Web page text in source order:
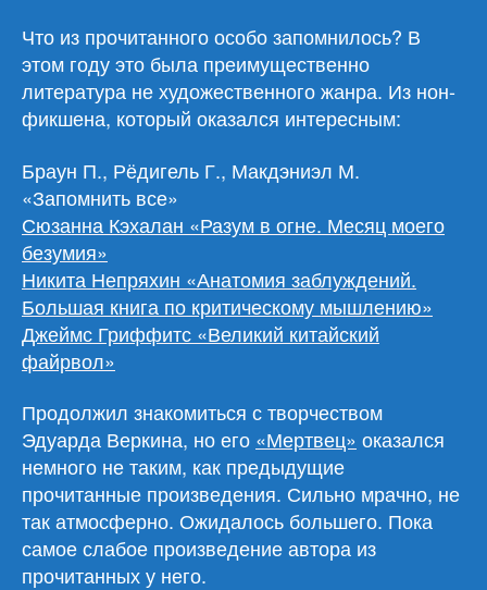
Что из прочитанного особо запомнилось? В
этом году это была преимущественно
литература не художественного жанра. Из нон-
фикшена, который оказался интересным:
Браун П., Рёдигель Г., Макдэниэл М.
«Запомнить все»
Сюзанна Кэхалан «Разум в огне. Месяц моего
безумия»
Никита Непряхин «Анатомия заблуждений.
Большая книга по критическому мышлению»
Джеймс Гриффитс «Великий китайский
файрвол»
Продолжил знакомиться с творчеством
Эдуарда Веркина, но его «Мертвец» оказался
немного не таким, как предыдущие
прочитанные произведения. Сильно мрачно, не
так атмосферно. Ожидалось большего. Пока
самое слабое произведение автора из
прочитанных у него.